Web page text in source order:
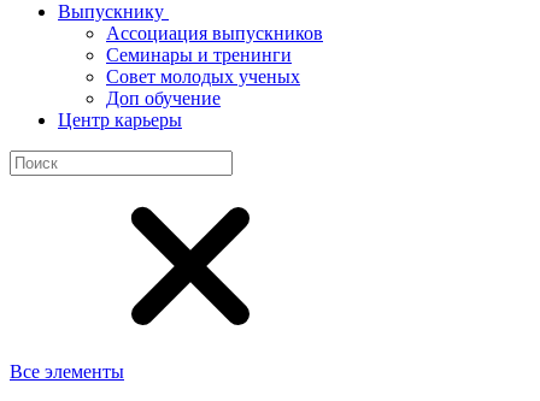
Выпускнику
Ассоциация выпускников
Семинары и тренинги
Совет молодых ученых
Доп обучение
Центр карьеры
Все элементы